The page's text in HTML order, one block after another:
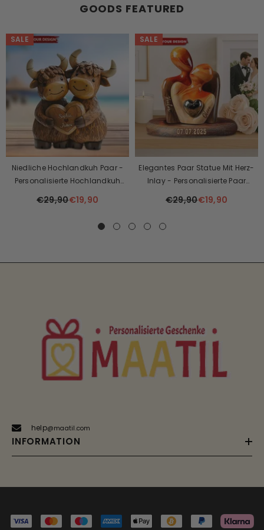
GOODS FEATURED
SALE
Niedliche Hochlandkuh Paar -
Personalisierte Hochlandkuh
Plakette
€29,90€19,90
SALE
Elegantes Paar Statue Mit Herz-
Inlay - Personalisierte Paar
€29,90€19,90
help@maatil.com
INFORMATION
Payment